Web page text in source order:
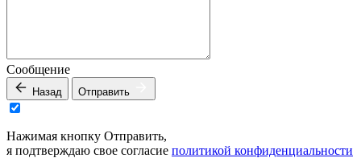
Сообщение
Назад Отправить
Нажимая кнопку Отправить,
я подтверждаю свое согласие политикой конфиденциальности